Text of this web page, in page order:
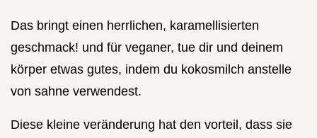
Das bringt einen herrlichen, karamellisierten
geschmack! und für veganer, tue dir und deinem
körper etwas gutes, indem du kokosmilch anstelle
von sahne verwendest.
Diese kleine veränderung hat den vorteil, dass sie